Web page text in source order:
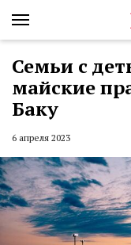
Семьи с
майские
Баку
6 апреля 2023